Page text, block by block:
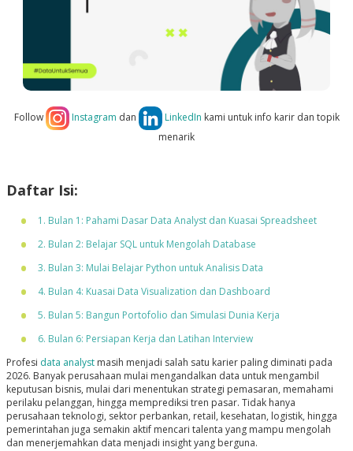
Follow Instagram dan LinkedIn kami untuk info karir dan topik
menarik
Daftar Isi:
1. Bulan 1: Pahami Dasar Data Analyst dan Kuasai Spreadsheet
2. Bulan 2: Belajar SQL untuk Mengolah Database
3. Bulan 3: Mulai Belajar Python untuk Analisis Data
4. Bulan 4: Kuasai Data Visualization dan Dashboard
5. Bulan 5: Bangun Portofolio dan Simulasi Dunia Kerja
6. Bulan 6: Persiapan Kerja dan Latihan Interview
Profesi data analystmasih menjadi salah satu karier paling diminati pada
2026. Banyak perusahaan mulai mengandalkan data untuk mengambil
keputusan bisnis, mulai dari menentukan strategi pemasaran, memahami
perilaku pelanggan, hingga memprediksi tren pasar. Tidak hanya
perusahaan teknologi, sektor perbankan, retail, kesehatan, logistik, hingga
pemerintahan juga semakin aktif mencari talenta yang mampu mengolah
dan menerjemahkan data menjadi insight yang berguna.